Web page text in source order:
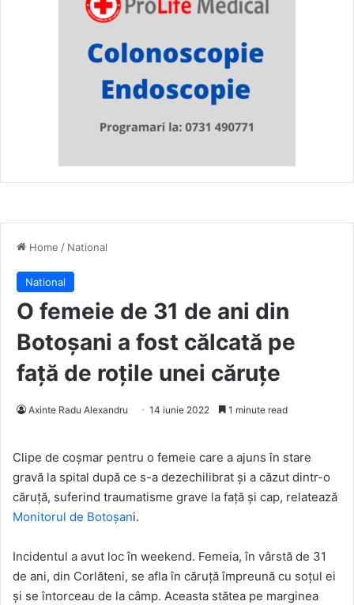
Home / National
National
O femeie de 31 de ani din
Botoșani a fost călcată pe
față de roțile unei căruțe
Axinte Radu Alexandru 14 iunie 2022 1 minute read
Clipe de coșmar pentru o femeie care a ajuns în stare
gravă la spital după ce s-a dezechilibrat şi a căzut dintr-o
căruţă, suferind traumatisme grave la față și cap, relatează
Monitorul de Botoșani.
Incidentul a avut loc în weekend. Femeia, în vârstă de 31
de ani, din Corlăteni, se afla în căruţă împreună cu soţul ei
şi se întorceau de la câmp. Aceasta stătea pe marginea